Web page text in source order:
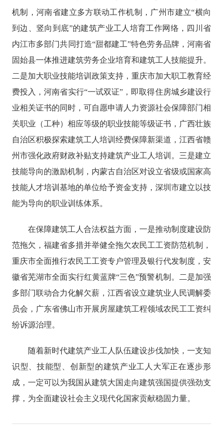
机制，河南省建立多方联动工作机制，广州市建立“横向
到边、竖向到底”的建筑产业工人培育工作网络，四川省
内江市多部门共同打造“甜都建工”特色劳务品牌，河南省
固始县一体推进建筑劳务企业培育和建筑工人技能提升。
二是加大职业技能培训政策支持，重庆市加大职工教育经
费投入，河南省实行“一试双证”，即取得住房城乡建设行
业相关证书的同时，可自愿申请人力资源社会保障部门相
关职业（工种）相应等级的职业技能等级证书，广西壮族
自治区积极探索建筑工人培训经费保障新渠道，江西省赣
州市强化政府财政补贴支持建筑产业工人培训。三是建立
技能导向的激励机制，内蒙古自治区对设立省级或国家高
技能人才培训基地的单位给予资金支持，深圳市建立以技
能为导向的职业训练体系。
在保障建筑工人合法权益方面，一是推动制度建设防
范拖欠，福建省多措并举健全拖欠农民工工资防范机制，
重庆市全面推行农民工工资专户管理及银行代发制度，安
徽省芜湖市全面实行红黄蓝牌“三色”预警机制。二是加强
多部门联动合力化解欠薪，江西省设立建筑业人民调解委
员会，广东省佛山市开展房屋建筑工程领域农民工工资纠
纷诉源治理。
随着新时代建筑产业工人队伍建设步伐加快，一支知
识型、技能型、创新型的建筑产业工人大军正在逐步形
成，一定可以为我国从建筑大国走向建筑强国提供强劲支
撑，为全面建设社会主义现代化国家贡献稳固力量。